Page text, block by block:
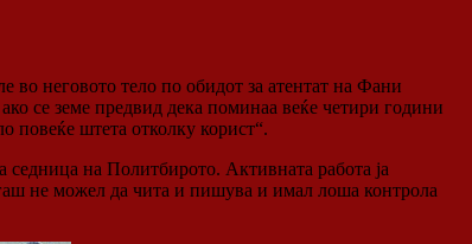
неговото тело по обидот за атентат на Фани
се земе предвид дека поминаа веќе четири години
повеќе штета отколку корист“.
на Политбирото. Активната работа ја
не можел да чита и пишува и имал лоша контрола